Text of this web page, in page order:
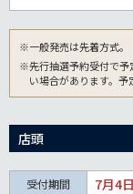
※一般発売は先着方式。
※先行抽選予約受付で予
い場合があります。予
店頭
受付期間 7月4